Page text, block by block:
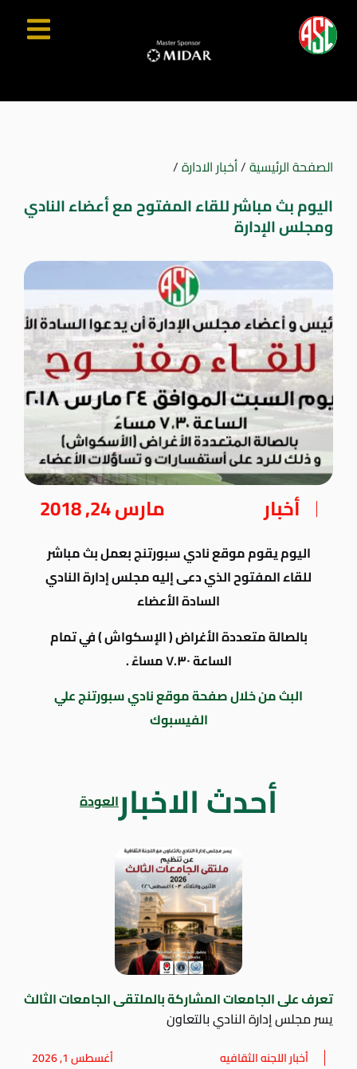
الصفحة الرئيسية/أخبار الادارة/
اليوم بث مباشر للقاء المفتوح مع أعضاء النادي
ومجلس الإدارة
أخبار مارس 24, 2018
اليوم يقوم موقع نادي سبورتنج بعمل بث مباشر
للقاء المفتوح الذي دعى إليه مجلس إدارة النادي
السادة الأعضاء
بالصالة متعددة الأغراض ( الإسكواش ) في تمام
الساعة ٧.٣٠ مساءً .
البث من خلال صفحة موقع نادي سبورتنج علي
الفيسبوك
أحدث الاخبارالعودة
تعرف على الجامعات المشاركة بالملتقى الجامعات الثالث
يسر مجلس إدارة النادي بالتعاون
أخبار اللجنه الثقافيه أغسطس 1, 2026